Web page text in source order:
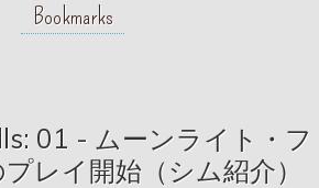
Bookmarks
01 - ムーンライト・フ
レイ開始（シム紹介）